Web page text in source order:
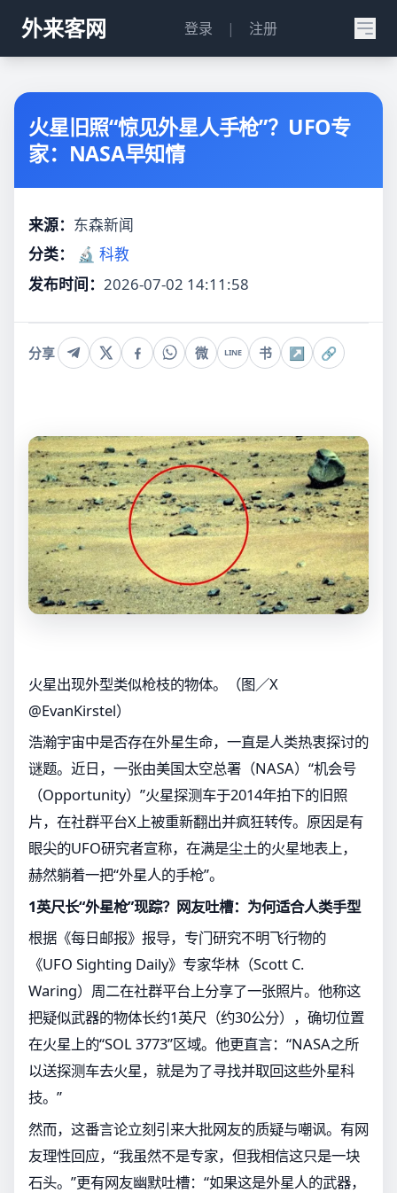
外来客网 登录 | 注册
火星旧照“惊见外星人手枪”？UFO专
家：NASA早知情
来源： 东森新闻
分类：
🔬 科教
发布时间： 2026-07-02 14:11:58
分享 微 LINE 书 ↗ 🔗
火星出现外型类似枪枝的物体。（图／X
@EvanKirstel）
浩瀚宇宙中是否存在外星生命，一直是人类热衷探讨的
谜题。近日，一张由美国太空总署（NASA）“机会号
（Opportunity）”火星探测车于2014年拍下的旧照
片，在社群平台X上被重新翻出并疯狂转传。原因是有
眼尖的UFO研究者宣称，在满是尘土的火星地表上，
赫然躺着一把“外星人的手枪”。
1英尺长“外星枪”现踪？网友吐槽：为何适合人类手型
根据《每日邮报》报导，专门研究不明飞行物的
《UFO Sighting Daily》专家华林（Scott C.
Waring）周二在社群平台上分享了一张照片。他称这
把疑似武器的物体长约1英尺（约30公分），确切位置
在火星上的“SOL 3773”区域。他更直言：“NASA之所
以送探测车去火星，就是为了寻找并取回这些外星科
技。”
然而，这番言论立刻引来大批网友的质疑与嘲讽。有网
友理性回应，“我虽然不是专家，但我相信这只是一块
石头。”更有网友幽默吐槽：“如果这是外星人的武器，